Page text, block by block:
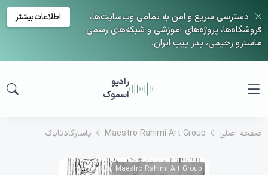
دسترسی سریع و امن به تمامی وب‌سایت‌ها،
فروشگاه‌ها، پروژه‌های آموزشی و شبکه‌های رسمی
ماسترو رحیمی، پدر پیپ ایران.
اطلاعات‌بیشتر
رادیو
اسموک
صفحه اصلی Maestro Rahimi Art Group پاسارگادتاباک
Maestro Rahimi Art Group